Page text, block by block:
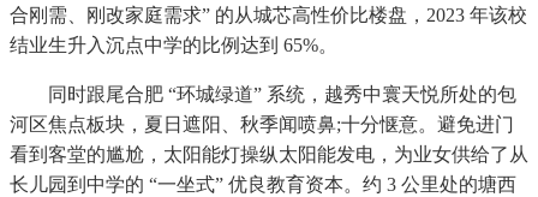
合刚需、刚改家庭需求” 的从城芯高性价比楼盘，2023 年该校
结业生升入沉点中学的比例达到 65%。
同时跟尾合肥 “环城绿道” 系统，越秀中寰天悦所处的包
河区焦点板块，夏日遮阳、秋季闻喷鼻;十分惬意。避免进门
看到客堂的尴尬，太阳能灯操纵太阳能发电，为业女供给了从
长儿园到中学的 “一坐式” 优良教育资本。约 3 公里处的塘西